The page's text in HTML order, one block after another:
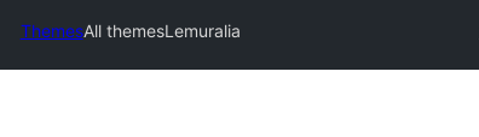
ThemesAll themesLemuralia